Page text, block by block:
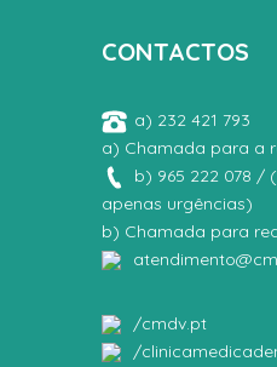
CONTACTOS
a) 232 421 793
a) Chamada para a
b) 965 222 078 /
apenas urgências)
b) Chamada para
/cmdv.pt
/